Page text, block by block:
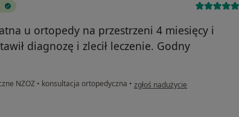
u ortopedy na przestrzeni 4 miesięcy i
diagnozę i zlecił leczenie. Godny
NZOZ • konsultacja ortopedyczna • w opinii użytkownika Ola
zgłoś nadużycie